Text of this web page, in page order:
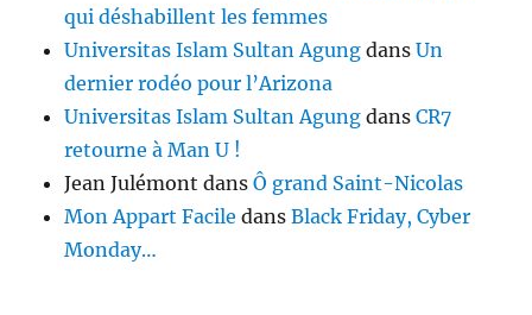
qui déshabillent les femmes
Universitas Islam Sultan Agung dansUn
dernier rodéo pour l’Arizona
Universitas Islam Sultan Agung dansCR7
retourne à Man U !
Jean Julémont dansÔ grand Saint-Nicolas
Mon Appart Facile dansBlack Friday, Cyber
Monday…